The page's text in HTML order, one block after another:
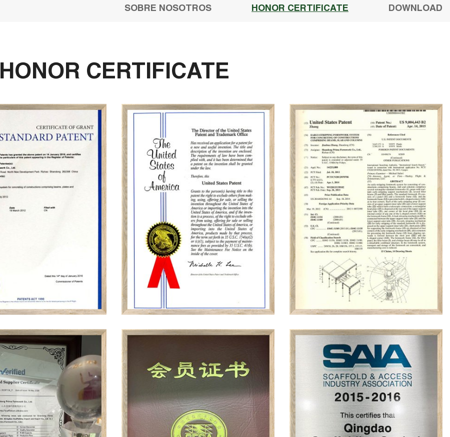
SOBRE NOSOTROS HONOR CERTIFICATE DOWNLOAD
HONOR CERTIFICATE